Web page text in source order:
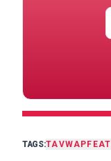
TAGS:TAVWAP FEAT